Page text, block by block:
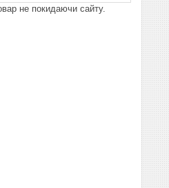
не покидаючи сайту.